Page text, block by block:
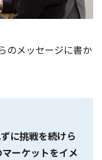
のメッセージに書か
に挑戦を続けら
ーケットをイメ